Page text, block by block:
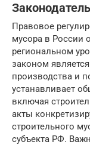
Правовое
мусора в России
региональном
законом
производства и
устанавливает
включая
акты
строительного
субъекта РФ.